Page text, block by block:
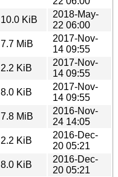
10.0 KiB
2018-May-
22 06:00
7.7 MiB
2017-Nov-
14 09:55
2.2 KiB
2017-Nov-
14 09:55
8.0 KiB
2017-Nov-
14 09:55
7.8 MiB
2016-Nov-
24 14:05
2.2 KiB
2016-Dec-
20 05:21
8.0 KiB
2016-Dec-
20 05:21